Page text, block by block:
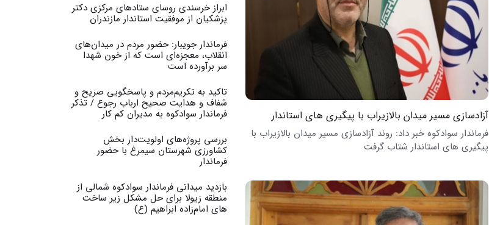
آزادسازی مسیر میدان بالازیراب با پیگیری های استاندار
فرماندار سوادکوه خبر داد: روند آزادسازی مسیر میدان بالازیراب با
پیگیری های استاندار شتاب گرفت
ابراز خرسندی روسای ستادهای مرکزی دکتر
پزشکیان از موفقیت استاندار مازندران
فرماندار جویبار: حضور مردم در میدان‌های
انقلاب، معجزه‌ای است که از خون شهدا
سر برآورده است
تاکید به تکریم‌مردم و پاسخگویی صریح و
شفاف و هدایت صحیح ارباب رجوع / تذکر
فرماندار سوادکوه به مدیران کم کار ‎
بررسی پروژه‌های اولویت‌دار بخش
کشاورزی شهرستان سیمرغ با حضور
فرماندار
بازدید میدانی فرماندار سوادکوه شمالی از
منطقه زیولا برای حل مشکل زیر ساخت
های امام‌زاده ابراهیم (ع)